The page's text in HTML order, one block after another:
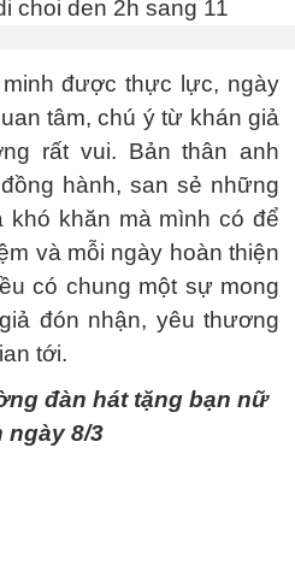
được thực lực, ngày
tâm, chú ý từ khán giả
rất vui. Bản thân anh
hành, san sẻ những
khó khăn mà mình có để
và mỗi ngày hoàn thiện
có chung một sự mong
đón nhận, yêu thương
tới.
đàn hát tặng bạn nữ
ngày 8/3